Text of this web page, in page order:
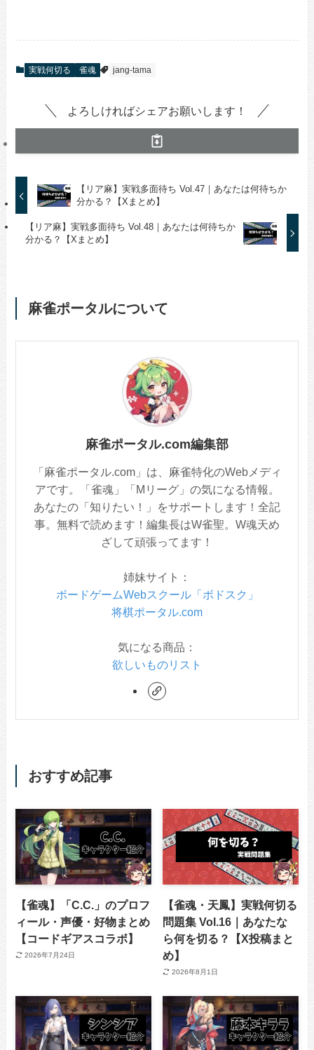
実戦何切る 雀魂 jang-tama
よろしければシェアお願いします！
【リア麻】実戦多面待ち Vol.47｜あなたは何待ちか
分かる？【Xまとめ】
【リア麻】実戦多面待ち Vol.48｜あなたは何待ちか
分かる？【Xまとめ】
麻雀ポータルについて
麻雀ポータル.com編集部
「麻雀ポータル.com」は、麻雀特化のWebメディ
アです。「雀魂」「Mリーグ」の気になる情報。
あなたの「知りたい！」をサポートします！全記
事。無料で読めます！編集長はW雀聖。W魂天め
ざして頑張ってます！
姉妹サイト：
ボードゲームWebスクール「ボドスク」
将棋ポータル.com
気になる商品：
欲しいものリスト
おすすめ記事
【雀魂】「C.C.」のプロフ
ィール・声優・好物まとめ
【コードギアスコラボ】
2026年7月24日
【雀魂・天鳳】実戦何切る
問題集 Vol.16｜あなたな
ら何を切る？【X投稿まと
め】
2026年8月1日